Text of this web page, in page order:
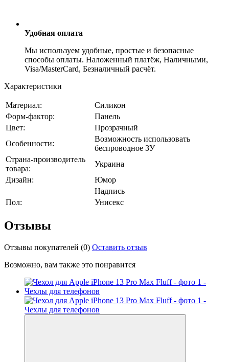
Удобная оплата
Мы используем удобные, простые и безопасные
способы оплаты. Наложенный платёж, Наличными,
Visa/MasterCard, Безналичный расчёт.
Характеристики
Материал:
Силикон
Форм-фактор:
Панель
Цвет:
Прозрачный
Особенности:
Возможность использовать
беспроводное ЗУ
Страна-производитель
товара:
Украина
Дизайн:
Юмор
Надпись
Пол:
Унисекс
Отзывы
Отзывы покупателей (0) Оставить отзыв
Возможно, вам также это понравится